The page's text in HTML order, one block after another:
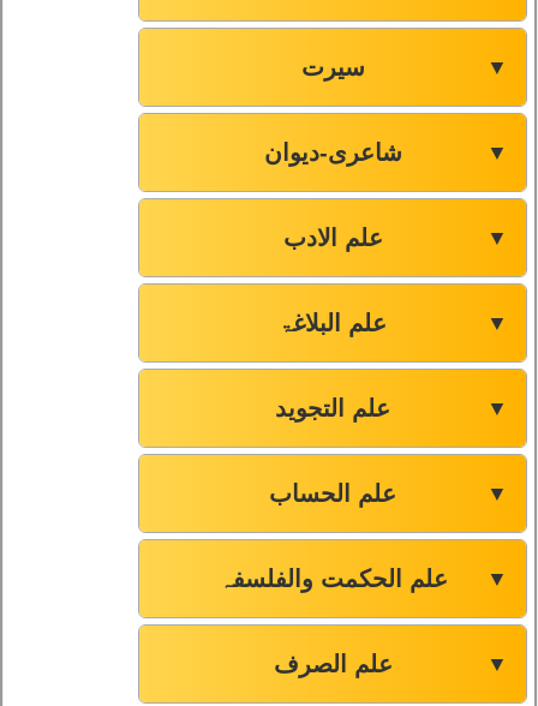
سیرت ▼
شاعری-دیوان ▼
علم الادب ▼
علم البلاغۃ ▼
علم التجوید ▼
علم الحساب ▼
علم الحکمت والفلسفہ ▼
علم الصرف ▼